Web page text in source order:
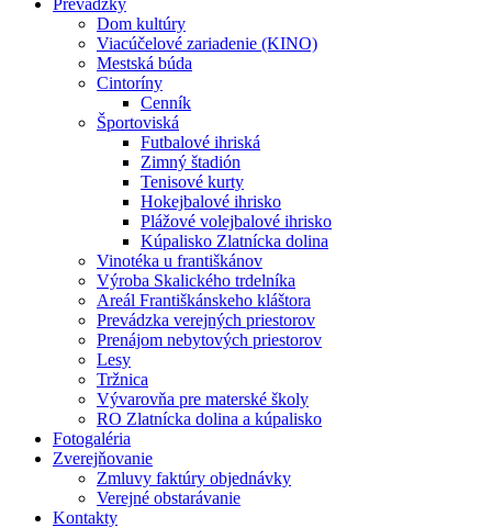
Prevádzky
Dom kultúry
Viacúčelové zariadenie (KINO)
Mestská búda
Cintoríny
Cenník
Športoviská
Futbalové ihriská
Zimný štadión
Tenisové kurty
Hokejbalové ihrisko
Plážové volejbalové ihrisko
Kúpalisko Zlatnícka dolina
Vinotéka u františkánov
Výroba Skalického trdelníka
Areál Františkánskeho kláštora
Prevádzka verejných priestorov
Prenájom nebytových priestorov
Lesy
Tržnica
Vývarovňa pre materské školy
RO Zlatnícka dolina a kúpalisko
Fotogaléria
Zverejňovanie
Zmluvy faktúry objednávky
Verejné obstarávanie
Kontakty